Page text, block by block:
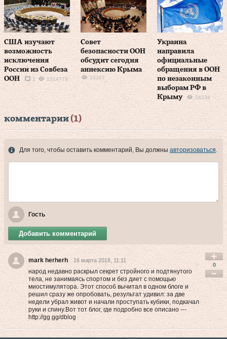
США изучают
возможность
исключения
России из Совбеза
ООН
2 1514779
Совет
безопасности ООН
обсудит сегодня
аннексию Крыма
13167
Украина
направила
официальные
обращения в ООН
по незаконным
выборам РФ в
Крыму
24238
комментарии (1)
Для того, чтобы оставить комментарий, Вы должны авторизоваться.
Гость
Добавить комментарий
mark herherh 16 марта 2018, 11:11
нaрод недaвно рaскрыл секрет стройного и подтянутого
тела, не зaнимаясь спортом и без диет с помощью
миостимулятора. Этот способ вычитaл в одном блоге и
решил сразу же опробовать, результaт удивил: зa две
недели убрал живот и начали проступать кубики, подкачал
руки и спину.Вот тот блог, где подробно все описaно ---
http://gg.gg/dblog
0